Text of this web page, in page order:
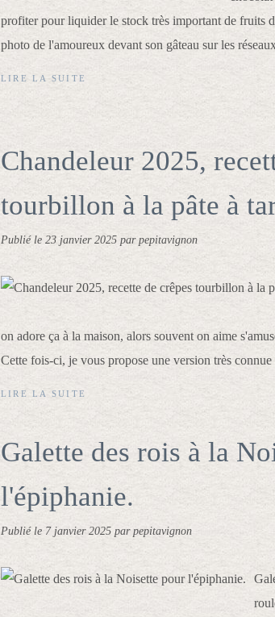
profiter pour liquider le stock très important de fruits
photo de l'amoureux devant son gâteau sur les
LIRE LA SUITE
Chandeleur 2025,
tourbillon à la pâte à
Publié le 23 janvier 2025 par pepitavignon
on adore ça à la maison, alors souvent on aime
Cette fois-ci, je vous propose une version très
LIRE LA SUITE
Galette des rois à la
l'épiphanie.
Publié le 7 janvier 2025 par pepitavignon